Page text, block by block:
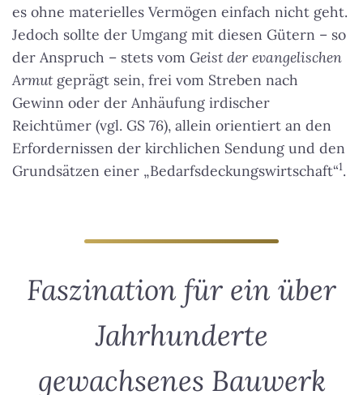
es ohne materielles Vermögen einfach nicht geht.
Jedoch sollte der Umgang mit diesen Gütern – so
der Anspruch – stets vom Geist der evangelischen
Armutgeprägt sein, frei vom Streben nach
Gewinn oder der Anhäufung irdischer
Reichtümer (vgl. GS 76), allein orientiert an den
Erfordernissen der kirchlichen Sendung und den
Grundsätzen einer „Bedarfsdeckungswirtschaft“1.
Faszination für ein über
Jahrhunderte
gewachsenes Bauwerk